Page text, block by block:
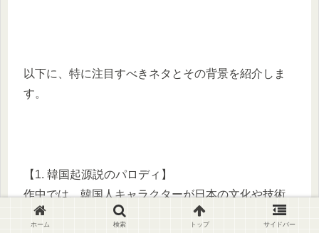
以下に、特に注目すべきネタとその背景を紹介しま
す。
【1. 韓国起源説のパロディ】
作中では、韓国人キャラクターが日本の文化や技術
を韓国起源と主張するシーンが頻繁に描かれていま
ホーム 検索 トップ サイドバー